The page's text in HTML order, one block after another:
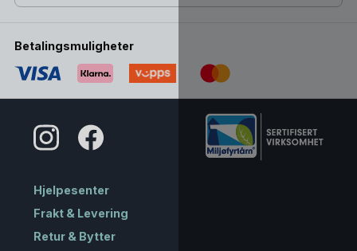
Betalingsmuligheter
Hjelpesenter
Frakt & Levering
Retur & Bytter